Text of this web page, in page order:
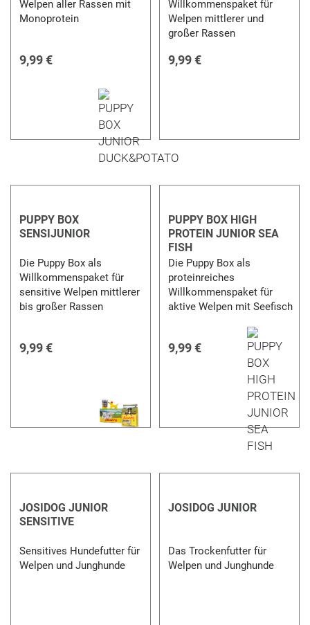
Welpen aller Rassen mit
Monoprotein
9,99 €
Willkommenspaket für
Welpen mittlerer und
großer Rassen
9,99 €
PUPPY BOX
SENSIJUNIOR
Die Puppy Box als
Willkommenspaket für
sensitive Welpen mittlerer
bis großer Rassen
9,99 €
PUPPY BOX HIGH
PROTEIN JUNIOR SEA
FISH
Die Puppy Box als
proteinreiches
Willkommenspaket für
aktive Welpen mit Seefisch
9,99 €
JOSIDOG JUNIOR
SENSITIVE
Sensitives Hundefutter für
Welpen und Junghunde
JOSIDOG JUNIOR
Das Trockenfutter für
Welpen und Junghunde